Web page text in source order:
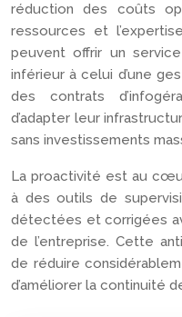
réduction des coûts
ressources et
peuvent offrir un
inférieur à celui d’une
des contrats
d’adapter leur
sans investissements
La proactivité est au
à des outils de
détectées et corrigées
de l’entreprise. Cette
de réduire
d’améliorer la continuité